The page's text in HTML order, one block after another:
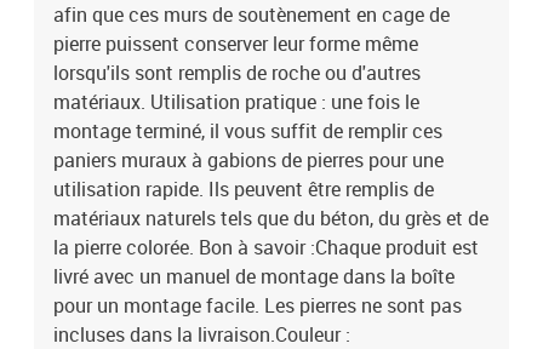
afin que ces murs de soutènement en cage de
pierre puissent conserver leur forme même
lorsqu'ils sont remplis de roche ou d'autres
matériaux. Utilisation pratique : une fois le
montage terminé, il vous suffit de remplir ces
paniers muraux à gabions de pierres pour une
utilisation rapide. Ils peuvent être remplis de
matériaux naturels tels que du béton, du grès et de
la pierre colorée. Bon à savoir :Chaque produit est
livré avec un manuel de montage dans la boîte
pour un montage facile. Les pierres ne sont pas
incluses dans la livraison.Couleur :